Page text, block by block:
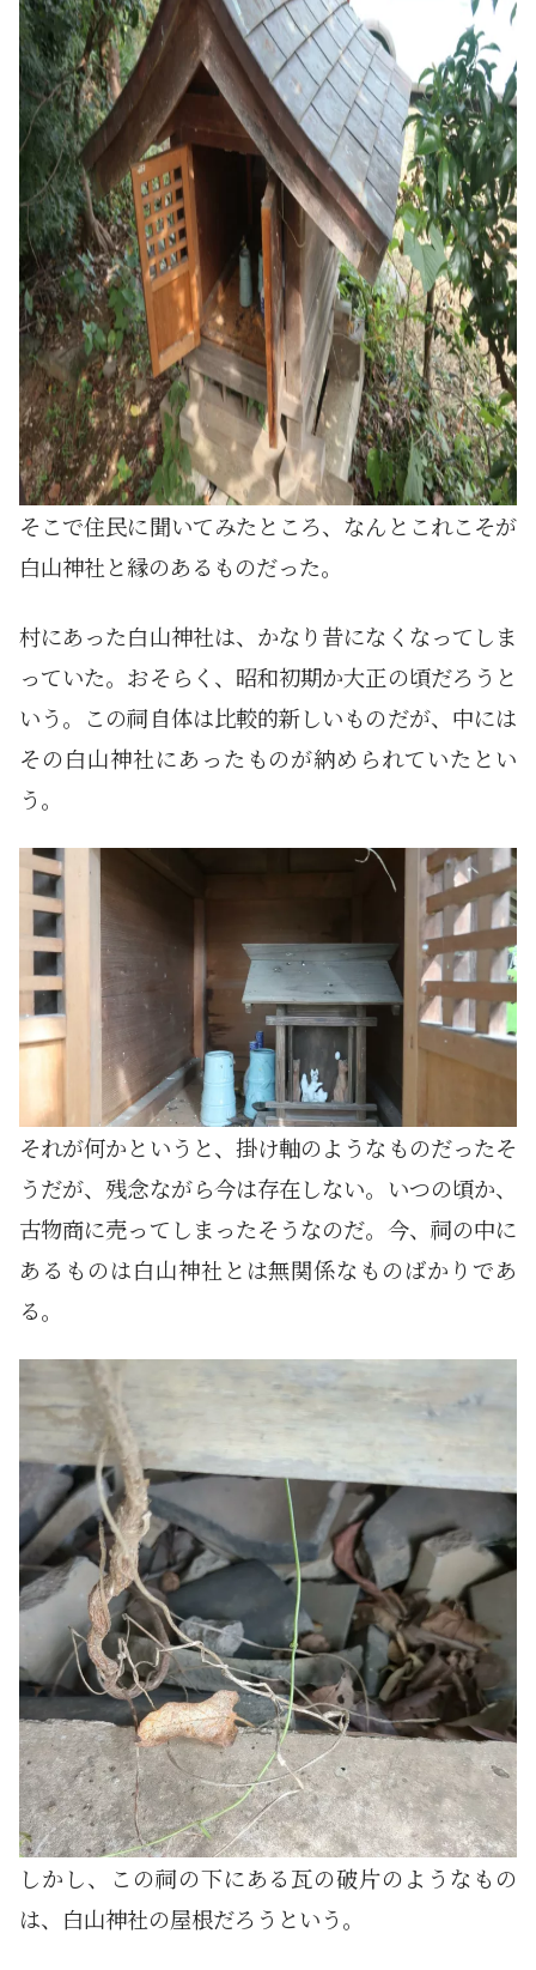
そこで住民に聞いてみたところ、なんとこれこそが
白山神社と縁のあるものだった。
村にあった白山神社は、かなり昔になくなってしま
っていた。おそらく、昭和初期か大正の頃だろうと
いう。この祠自体は比較的新しいものだが、中には
その白山神社にあったものが納められていたとい
う。
それが何かというと、掛け軸のようなものだったそ
うだが、残念ながら今は存在しない。いつの頃か、
古物商に売ってしまったそうなのだ。今、祠の中に
あるものは白山神社とは無関係なものばかりであ
る。
しかし、この祠の下にある瓦の破片のようなもの
は、白山神社の屋根だろうという。